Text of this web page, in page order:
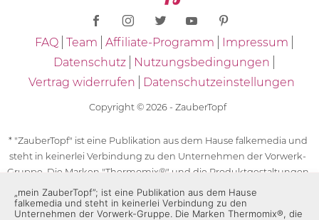
FAQ Team Affiliate-Programm
Impressum
Datenschutz
Nutzungsbedingungen
Vertrag widerrufen
Datenschutzeinstellungen
Copyright © 2026 - ZauberTopf
* "ZauberTopf" ist eine Publikation aus dem Hause falkemedia und
steht in keinerlei Verbindung zu den Unternehmen der Vorwerk-
Gruppe. Die Marken "Thermomix®" und die Produktgestaltungen
des "Thermomix®" sind eingetragene Marken der Unternehmen
der Vorwerk-Gruppe. Die Marken Thermomix®, die Zeichen TM5®,
„mein ZauberTopf”; ist eine Publikation aus dem Hause
falkemedia und steht in keinerlei Verbindung zu den
Unternehmen der Vorwerk-Gruppe. Die Marken Thermomix®, die